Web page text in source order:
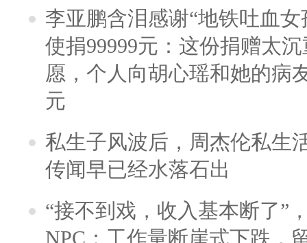
李亚鹏含泪感谢“地铁吐血
使捐99999元：这份捐赠太
愿，个人向胡心瑶和她的病
元
私生子风波后，周杰伦私生
传闻早已经水落石出
“接不到戏，收入基本断了”
NPC：工作量断崖式下跌，